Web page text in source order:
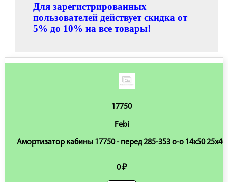
Для зарегистрированных
пользователей действует скидка от
5% до 10% на все товары!
17750
Febi
Амортизатор кабины 17750 - перед 285-353 o-o 14x50 25x40
0 ₽